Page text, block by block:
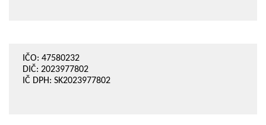
IČO: 47580232
DIČ: 2023977802
IČ DPH: SK2023977802